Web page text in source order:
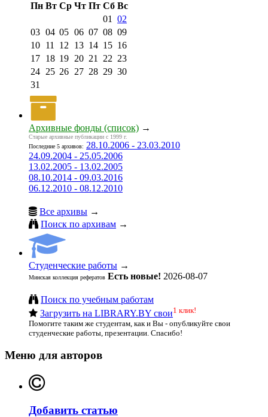
Пн Вт Ср Чт Пт Сб Вс
01
02
03 04 05 06 07 08 09
10 11 12 13 14 15 16
17 18 19 20 21 22 23
24 25 26 27 28 29 30
31
Архивные фонды (список) →
Старые архивные публикации с 1999 г.
Последние 5 архивов: 28.10.2006 - 23.03.2010
24.09.2004 - 25.05.2006
13.02.2005 - 13.02.2005
08.10.2014 - 09.03.2016
06.12.2010 - 08.12.2010
Все архивы →
Поиск по архивам →
Студенческие работы →
Минская коллекция рефератов Есть новые! 2026-08-07
Поиск по учебным работам
Загрузить на LIBRARY.BY свои1 клик!
Помогите таким же студентам, как и Вы - опубликуйте свои
студенческие работы, презентации. Спасибо!
Меню для авторов
Добавить статью